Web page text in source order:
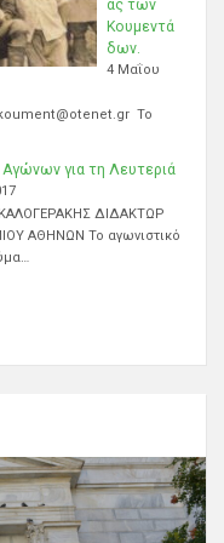
ας των
Κουμεντά
δων.
4 Μαΐου
Το
για τη Λευτεριά
ΔΙΔΑΚΤΩΡ
ΑΘΗΝΩΝ Το αγωνιστικό